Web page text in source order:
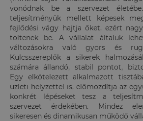
vonódnak be a szervezet
teljesítményük mellett képesek
fejlődési vágy hajtja őket, ezért
töltenek be. A vállalat általuk
változásokra való gyors és
Kulcsszereplők a sikerek
számára állandó, stabil pontot,
Egy elkötelezett alkalmazott
üzleti helyzettel is, előmozdítja az
konkrét lépéseket tesz a
szervezet érdekében. Mindez
sikeresen és dinamikusan működő